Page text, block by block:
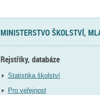
MINISTERSTVO ŠKOLSTVÍ,
Rejstříky, databáze
Statistika školství
Pro veřejnost